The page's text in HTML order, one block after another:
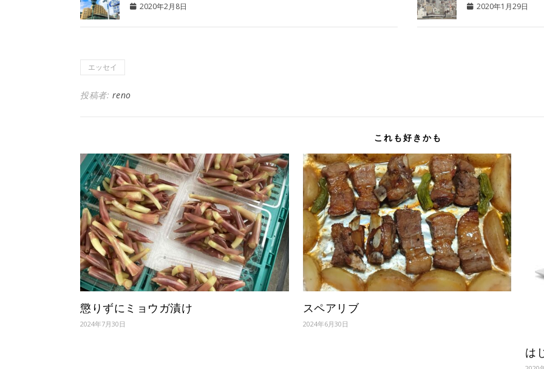
2020年2月8日 2020年1月29日
エッセイ
投稿者: reno
これも好きかも
懲りずにミョウガ漬け
2024年7月30日
スペアリブ
2024年6月30日
は